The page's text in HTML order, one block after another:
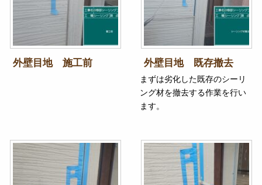
外壁目地 施工前 外壁目地 既存撤去
まずは劣化した既存のシーリ
ング材を撤去する作業を行い
ます。